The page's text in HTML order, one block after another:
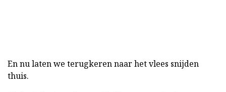
En nu laten we terugkeren naar het vlees snijden
thuis.